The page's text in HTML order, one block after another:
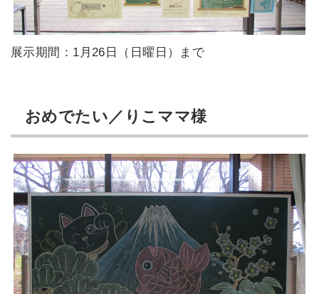
展示期間：1月26日（日曜日）まで
おめでたい／りこママ様